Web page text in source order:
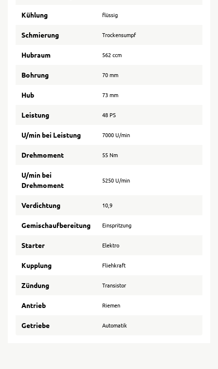
Kühlung flüssig
Schmierung Trockensumpf
Hubraum 562 ccm
Bohrung 70 mm
Hub 73 mm
Leistung 48 PS
U/min bei Leistung 7000 U/min
Drehmoment 55 Nm
U/min bei
Drehmoment
5250 U/min
Verdichtung 10,9
Gemischaufbereitung Einspritzung
Starter Elektro
Kupplung Fliehkraft
Zündung Transistor
Antrieb Riemen
Getriebe Automatik